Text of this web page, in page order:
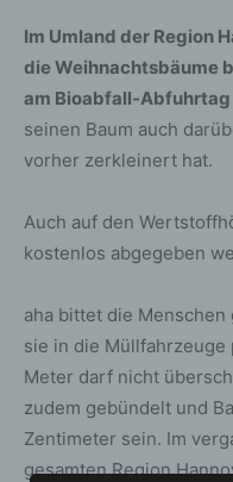
Im Umland der Region
die Weihnachtsbäume
am Bioabfall-
seinen Baum auch
vorher zerkleinert hat.
Auch auf den
kostenlos abgegeben
aha bittet die
sie in die Müllfahrzeuge
Meter darf nicht
zudem gebündelt und
Zentimeter sein. Im
gesamten Region